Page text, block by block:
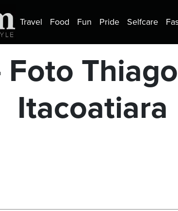
Travel Food Fun Pride Selfcare
Itacoatiara